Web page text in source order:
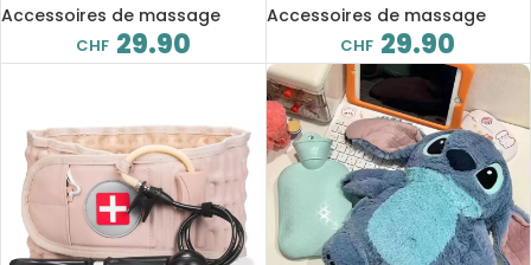
épaules et ventre, 52 cm
Accessoires de massage
CHF 29.90
abdominal vibrant, crampes
menstruelles
Accessoires de massage
CHF 29.90